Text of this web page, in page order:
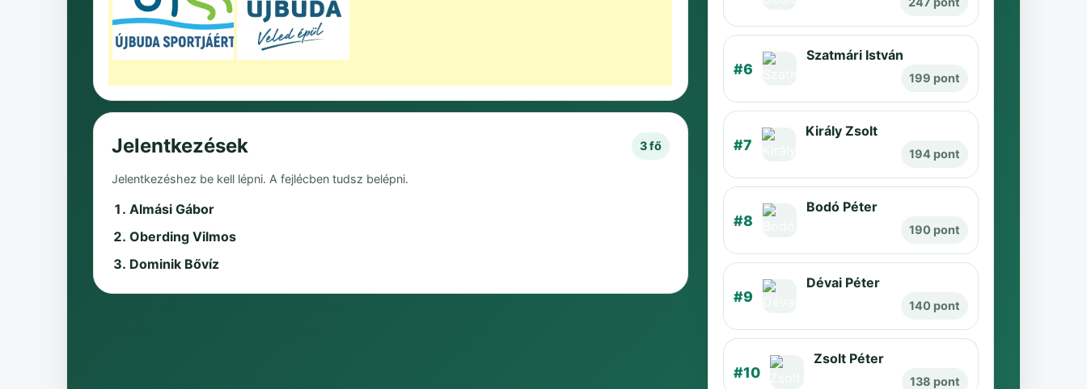
Jelentkezések 3 fő
Jelentkezéshez be kell lépni. A fejlécben tudsz belépni.
Almási Gábor
Oberding Vilmos
Dominik Bővíz
#6
Szatmári István
199 pont
#7
Király Zsolt
194 pont
#8
Bodó Péter
190 pont
#9
Dévai Péter
140 pont
#10
Zsolt Péter
138 pont